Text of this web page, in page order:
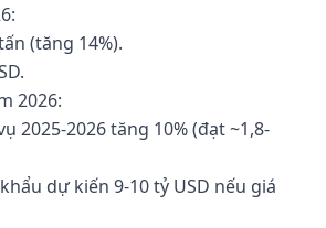
(tăng 14%).
2026:
2025-2026 tăng 10% (đạt ~1,8-
dự kiến 9-10 tỷ USD nếu giá